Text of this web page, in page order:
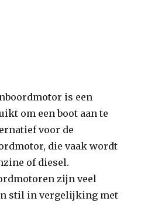
is een
om een boot aan te
voor de
die vaak wordt
of diesel.
zijn veel
stil in vergelijking met